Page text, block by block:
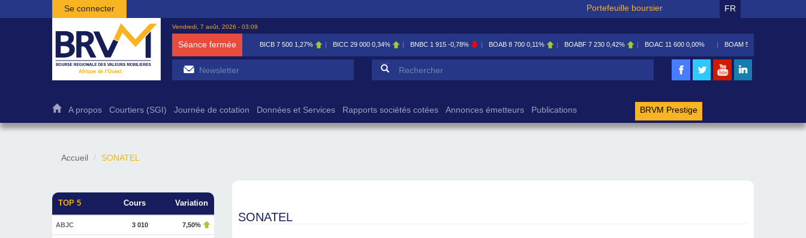
Aller au contenu principal
Se connecter Portefeuille boursier FR
Vendredi, 7 août, 2026 - 03:09
Séance fermée
BICB 7 500 1,27% BICC 29 000 0,34% BNBC 1 915 -0,78% BOAB 8 700 0,11% BOABF 7 230 0,42% BOAC 11 600 0,00% BOAM 5 585 0,09% BOAN
Formulaire de recherche
A propos Courtiers (SGI) Journée de cotation Données et Services Rapports sociétés cotées Annonces émetteurs Publications BRVM Prestige
Accueil SONATEL
TOP 5 Cours Variation
ABJC 3 010 7,50%
SONATEL